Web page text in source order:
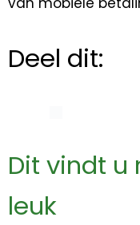
Deel dit:
Dit vindt u
leuk